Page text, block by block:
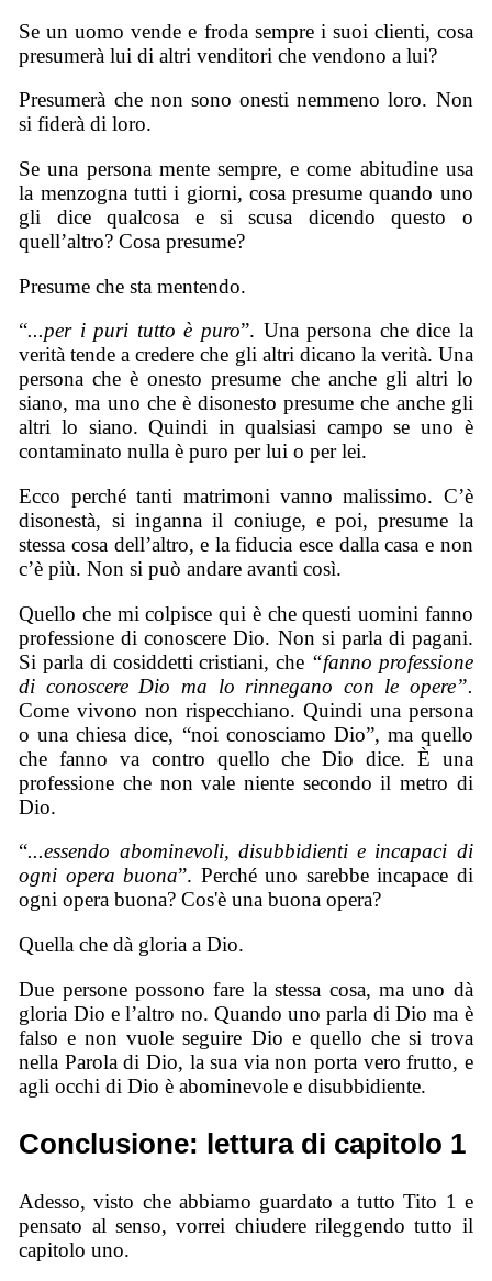
Se un uomo vende e froda sempre i suoi clienti, cosa
presumerà lui di altri venditori che vendono a lui?
Presumerà che non sono onesti nemmeno loro. Non
si fiderà di loro.
Se una persona mente sempre, e come abitudine usa
la menzogna tutti i giorni, cosa presume quando uno
gli dice qualcosa e si scusa dicendo questo o
quell’altro? Cosa presume?
Presume che sta mentendo.
“...per i puri tutto è puro”. Una persona che dice la
verità tende a credere che gli altri dicano la verità. Una
persona che è onesto presume che anche gli altri lo
siano, ma uno che è disonesto presume che anche gli
altri lo siano. Quindi in qualsiasi campo se uno è
contaminato nulla è puro per lui o per lei.
Ecco perché tanti matrimoni vanno malissimo. C’è
disonestà, si inganna il coniuge, e poi, presume la
stessa cosa dell’altro, e la fiducia esce dalla casa e non
c’è più. Non si può andare avanti così.
Quello che mi colpisce qui è che questi uomini fanno
professione di conoscere Dio. Non si parla di pagani.
Si parla di cosiddetti cristiani, che “fanno professione
di conoscere Dio ma lo rinnegano con le opere”.
Come vivono non rispecchiano. Quindi una persona
o una chiesa dice, “noi conosciamo Dio”, ma quello
che fanno va contro quello che Dio dice. È una
professione che non vale niente secondo il metro di
Dio.
“...essendo abominevoli, disubbidienti e incapaci di
ogni opera buona”. Perché uno sarebbe incapace di
ogni opera buona? Cos'è una buona opera?
Quella che dà gloria a Dio.
Due persone possono fare la stessa cosa, ma uno dà
gloria Dio e l’altro no. Quando uno parla di Dio ma è
falso e non vuole seguire Dio e quello che si trova
nella Parola di Dio, la sua via non porta vero frutto, e
agli occhi di Dio è abominevole e disubbidiente.
Conclusione: lettura di capitolo 1
Adesso, visto che abbiamo guardato a tutto Tito 1 e
pensato al senso, vorrei chiudere rileggendo tutto il
capitolo uno.